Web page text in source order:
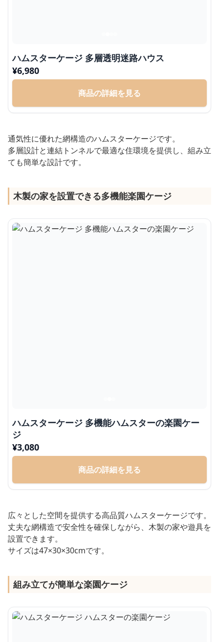
ハムスターケージ 多層透明迷路ハウス
¥6,980
商品の詳細を見る
通気性に優れた網構造のハムスターケージです。
多層設計と連結トンネルで最適な住環境を提供し、組み立
ても簡単な設計です。
木製の家を設置できる多機能楽園ケージ
ハムスターケージ 多機能ハムスターの楽園ケー
ジ
¥3,080
商品の詳細を見る
広々とした空間を提供する高品質ハムスターケージです。
丈夫な網構造で安全性を確保しながら、木製の家や遊具を
設置できます。
サイズは47×30×30cmです。
組み立てが簡単な楽園ケージ